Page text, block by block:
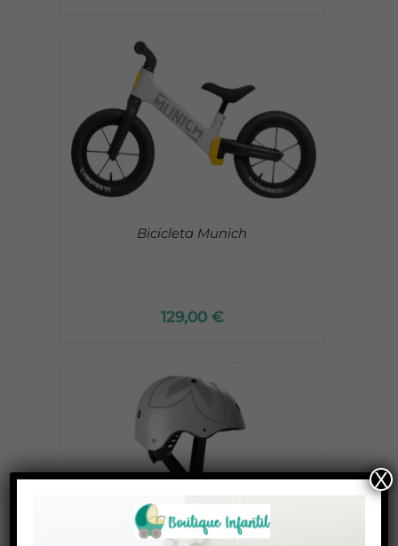
Bicicleta Munich
129,00 €
X